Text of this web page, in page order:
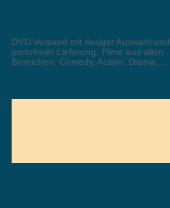
DVD Versand mit riesiger Auswahl und
portofreier Lieferung. Filme aus allen
Bereichen: Comedy, Action, Drama, ...